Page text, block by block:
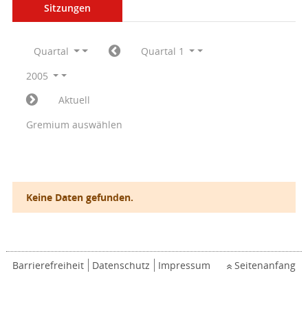
Sitzungen
Quartal
Quartal 1
2005
Aktuell
Gremium auswählen
Keine Daten gefunden.
Barrierefreiheit Datenschutz Impressum Seitenanfang